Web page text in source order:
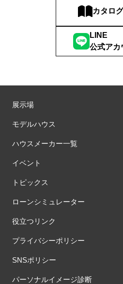
カタロ
LINE
公式アカ
展示場
モデルハウス
ハウスメーカー一覧
イベント
トピックス
ローンシミュレーター
役立つリンク
プライバシーポリシー
SNSポリシー
パーソナルイメージ診断